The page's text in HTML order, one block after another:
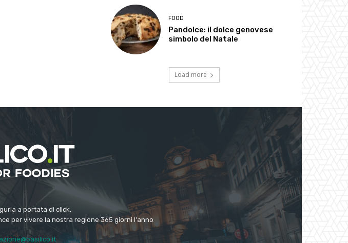
FOOD
Pandolce: il dolce genovese
simbolo del Natale
Load more
a portata di click.
per vivere la nostra regione 365 giorni l'anno